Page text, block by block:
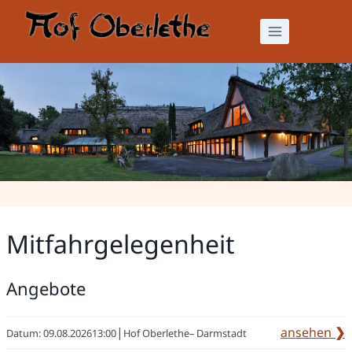
Zum
Inhalt
Mitfahrgelegenheit
Mitfahrgelegenheit
Angebote
Datum:09.08.202613:00| Hof Oberlethe– Darmstadt ansehen ❯
: